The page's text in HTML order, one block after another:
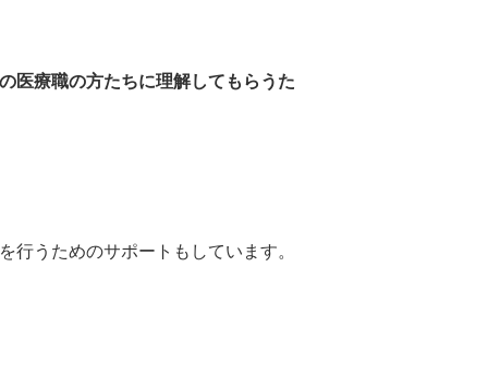
医療職の方たちに理解してもらうた
うためのサポートもしています。